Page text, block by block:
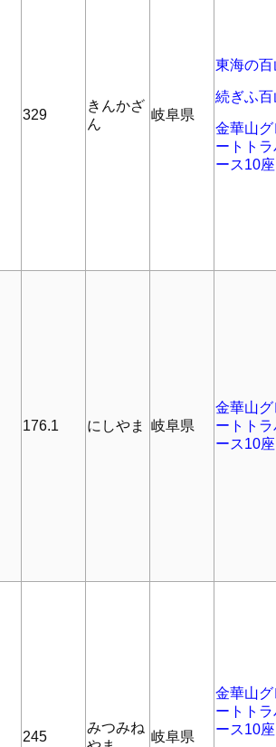
329
きんかざ
ん
岐阜県
東海の百
続ぎふ百
金華山グ
ートトラ
ース10座
176.1 にしやま 岐阜県
金華山グ
ートトラ
ース10座
245
みつみね
岐阜県
金華山グ
ートトラ
ース10座